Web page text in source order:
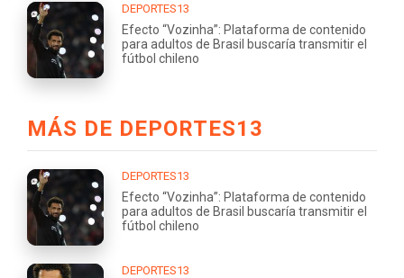
DEPORTES13
Efecto “Vozinha”: Plataforma de contenido
para adultos de Brasil buscaría transmitir el
fútbol chileno
MÁS DE DEPORTES13
DEPORTES13
Efecto “Vozinha”: Plataforma de contenido
para adultos de Brasil buscaría transmitir el
fútbol chileno
DEPORTES13